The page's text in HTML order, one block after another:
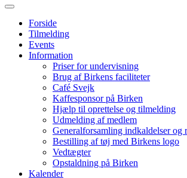
Forside
Tilmelding
Events
Information
Priser for undervisning
Brug af Birkens faciliteter
Café Svejk
Kaffesponsor på Birken
Hjælp til oprettelse og tilmelding
Udmelding af medlem
Generalforsamling indkaldelser og
Bestilling af tøj med Birkens logo
Vedtægter
Opstaldning på Birken
Kalender